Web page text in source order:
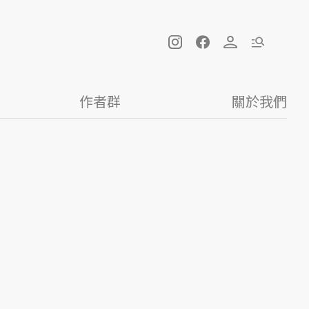
作者群 關於我們